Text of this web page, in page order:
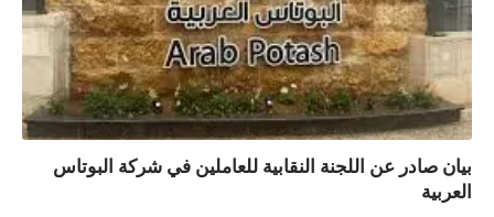
بيان صادر عن اللجنة النقابية للعاملين في شركة البوتاس
العربية